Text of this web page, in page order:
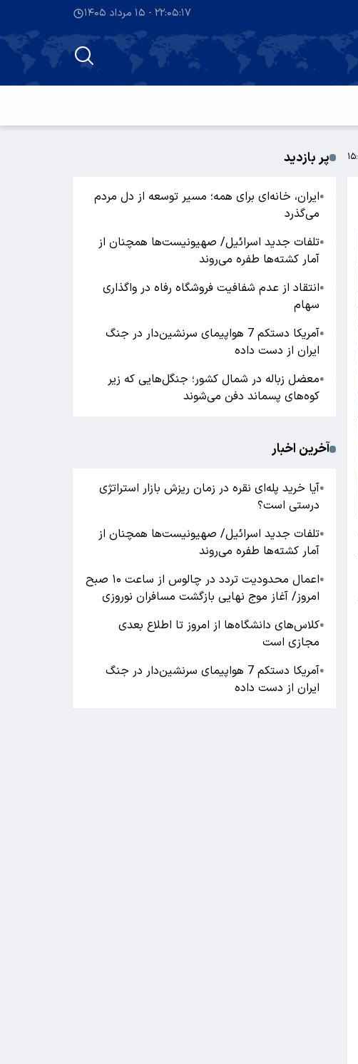
۲۲:۰۵:۱۸ - ۱۵ مرداد ۱۴۰۵
پر بازدید
●ایران، خانه‌ای برای همه؛ مسیر توسعه از دل مردم
می‌گذرد
●تلفات جدید اسرائیل/ صهیونیست‌ها همچنان از
آمار کشته‌ها طفره می‌روند
●انتقاد از عدم شفافیت فروشگاه رفاه در واگذاری
سهام
●
آمریکا دستکم 7 هواپیمای سرنشین‌دار در جنگ
ایران از دست داده
●معضل زباله در شمال کشور؛ جنگل‌هایی که زیر
کوه‌های پسماند دفن می‌شوند
آخرین اخبار
●آیا خرید پله‌ای نقره در زمان ریزش بازار استراتژی
درستی است؟
●تلفات جدید اسرائیل/ صهیونیست‌ها همچنان از
آمار کشته‌ها طفره می‌روند
●
اعمال محدودیت تردد در چالوس از ساعت ۱۰ صبح
امروز/ آغاز موج نهایی بازگشت مسافران نوروزی
●کلاس‌های دانشگاه‌ها از امروز تا اطلاع بعدی
مجازی است
●
آمریکا دستکم 7 هواپیمای سرنشین‌دار در جنگ
ایران از دست داده